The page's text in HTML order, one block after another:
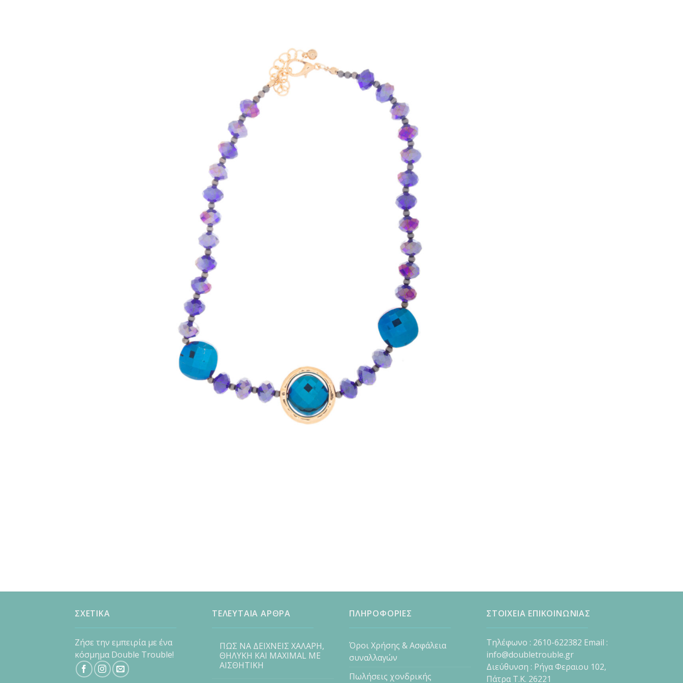
ΣΧΕΤΙΚΑ
Ζήσε την εμπειρία με ένα
κόσμημα Double Trouble!
ΤΕΛΕΥΤΑΙΑ ΑΡΘΡΑ
ΠΩΣ ΝΑ ΔΕΙΧΝΕΙΣ ΧΑΛΑΡΗ,
ΘΗΛΥΚΗ ΚΑΙ MAXIMAL ΜΕ
ΑΙΣΘΗΤΙΚΗ
ΠΛΗΡΟΦΟΡΙΕΣ
Όροι Χρήσης & Ασφάλεια
συναλλαγών
Πωλήσεις χονδρικής
ΣΤΟΙΧΕΙΑ ΕΠΙΚΟΙΝΩΝΙΑΣ
Τηλέφωνο : 2610-622382 Email :
info@doubletrouble.gr
Διεύθυνση : Ρήγα Φεραιου 102,
Πάτρα Τ.Κ. 26221